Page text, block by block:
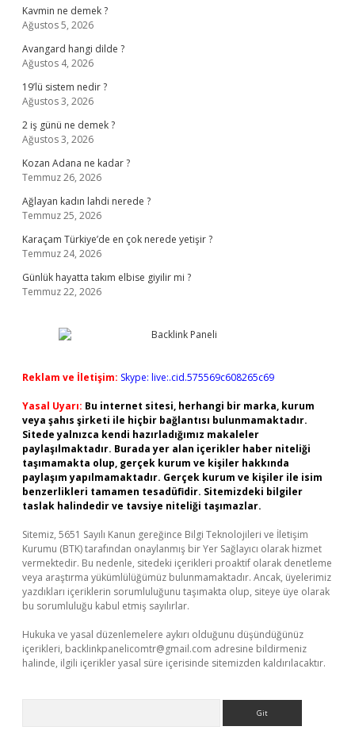
Kavmin ne demek ?
Ağustos 5, 2026
Avangard hangi dilde ?
Ağustos 4, 2026
19’lü sistem nedir ?
Ağustos 3, 2026
2 iş günü ne demek ?
Ağustos 3, 2026
Kozan Adana ne kadar ?
Temmuz 26, 2026
Ağlayan kadın lahdi nerede ?
Temmuz 25, 2026
Karaçam Türkiye’de en çok nerede yetişir ?
Temmuz 24, 2026
Günlük hayatta takım elbise giyilir mi ?
Temmuz 22, 2026
Reklam ve İletişim: Skype: live:.cid.575569c608265c69
Yasal Uyarı: Bu internet sitesi, herhangi bir marka, kurum
veya şahıs şirketi ile hiçbir bağlantısı bulunmamaktadır.
Sitede yalnızca kendi hazırladığımız makaleler
paylaşılmaktadır. Burada yer alan içerikler haber niteliği
taşımamakta olup, gerçek kurum ve kişiler hakkında
paylaşım yapılmamaktadır. Gerçek kurum ve kişiler ile isim
benzerlikleri tamamen tesadüfidir. Sitemizdeki bilgiler
taslak halindedir ve tavsiye niteliği taşımazlar.
Sitemiz, 5651 Sayılı Kanun gereğince Bilgi Teknolojileri ve İletişim
Kurumu (BTK) tarafından onaylanmış bir Yer Sağlayıcı olarak hizmet
vermektedir. Bu nedenle, sitedeki içerikleri proaktif olarak denetleme
veya araştırma yükümlülüğümüz bulunmamaktadır. Ancak, üyelerimiz
yazdıkları içeriklerin sorumluluğunu taşımakta olup, siteye üye olarak
bu sorumluluğu kabul etmiş sayılırlar.
Hukuka ve yasal düzenlemelere aykırı olduğunu düşündüğünüz
içerikleri, backlinkpanelicomtr@gmail.com adresine bildirmeniz
halinde, ilgili içerikler yasal süre içerisinde sitemizden kaldırılacaktır.